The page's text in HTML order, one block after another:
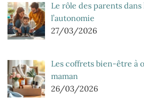
Le rôle des parents dans
l’autonomie
27/03/2026
Les coffrets bien-être à
maman
26/03/2026